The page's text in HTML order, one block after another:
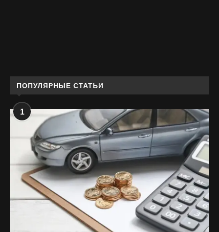
ПОПУЛЯРНЫЕ СТАТЬИ
1